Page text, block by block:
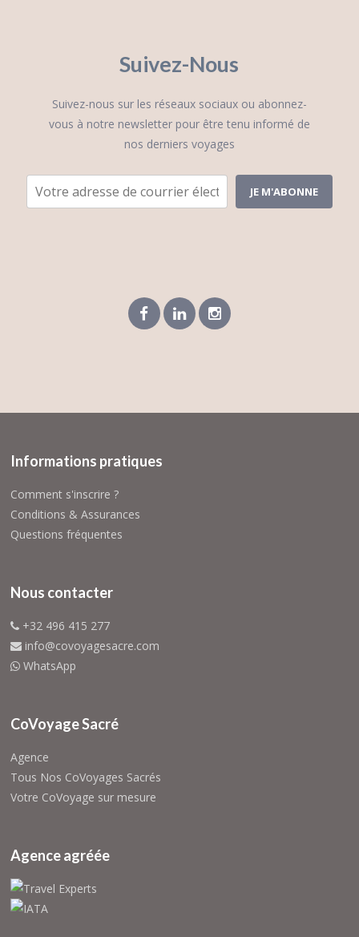
Suivez-Nous
Suivez-nous sur les réseaux sociaux ou abonnez-
vous à notre newsletter pour être tenu informé de
nos derniers voyages
Informations pratiques
Comment s'inscrire ?
Conditions & Assurances
Questions fréquentes
Nous contacter
+32 496 415 277
info@covoyagesacre.com
WhatsApp
CoVoyage Sacré
Agence
Tous Nos CoVoyages Sacrés
Votre CoVoyage sur mesure
Agence agréée